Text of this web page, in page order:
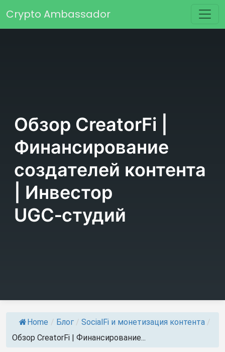
Основная навигация
Crypto Ambassador
Обзор CreatorFi |
Финансирование
создателей контента
| Инвестор
UGC‑студий
Home / Блог / SocialFi и монетизация контента /
Обзор CreatorFi | Финансирование...